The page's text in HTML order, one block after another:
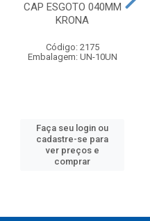
CAP ESGOTO 040MM
KRONA
Código: 2175
Embalagem: UN-10UN
Faça seu login ou
cadastre-se para
ver preços e
comprar